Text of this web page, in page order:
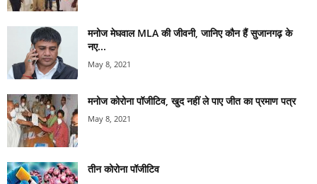
मनोज मेघवाल MLA की जीवनी, जानिए कौन हैं सुजानगढ़ के
नए...
May 8, 2021
मनोज कोरोना पॉजीटिव, खुद नहीं ले पाए जीत का प्रमाण पत्र
May 8, 2021
तीन कोरोना पॉजीटिव